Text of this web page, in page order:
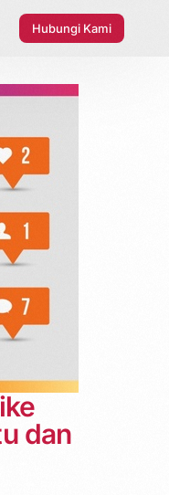
Hubungi Kami
dan